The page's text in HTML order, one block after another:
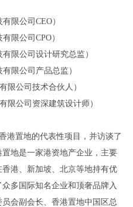
限公司 CEO）
限公司 CPO）
限公司设计研究总监）
限公司产品总监）
限公司技术合伙人）
限公司资深建筑设计师）
港置地的代表性项目，并访谈了
地是一家港资地产企业，主要
港、新加坡、北京等地持有优
多国际知名企业和顶奢品牌入
会副会长、香港置地中国区总